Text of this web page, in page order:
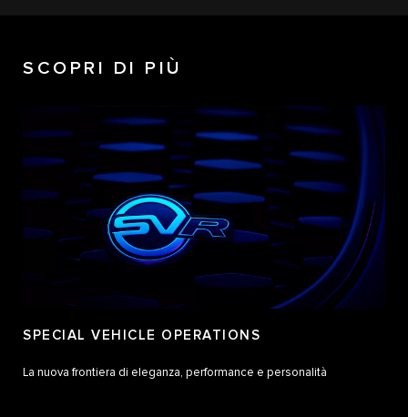
SCOPRI DI PIÙ
SPECIAL VEHICLE OPERATIONS
La nuova frontiera di eleganza, performance e personalità